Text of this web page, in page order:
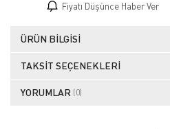
Fiyatı Düşünce Haber Ver
ÜRÜN BILGISI
TAKSIT SEÇENEKLERI
YORUMLAR (0)